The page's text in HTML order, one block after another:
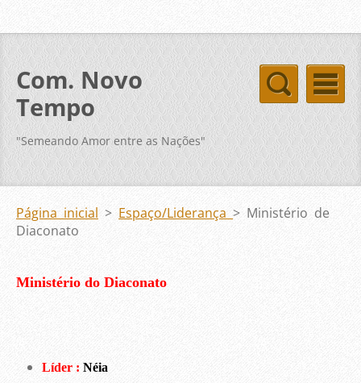
Com. Novo
Tempo
"Semeando Amor entre as Nações"
Página inicial > Espaço/Liderança > Ministério de
Diaconato
Ministério do Diaconato
Líder : Néia